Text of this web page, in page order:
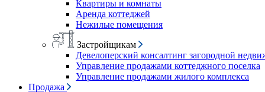
Квартиры и комнаты
Аренда коттеджей
Нежилые помещения
Застройщикам
Девелоперский консалтинг загородной
Управление продажами коттеджного поселка
Управление продажами жилого комплекса
Продажа